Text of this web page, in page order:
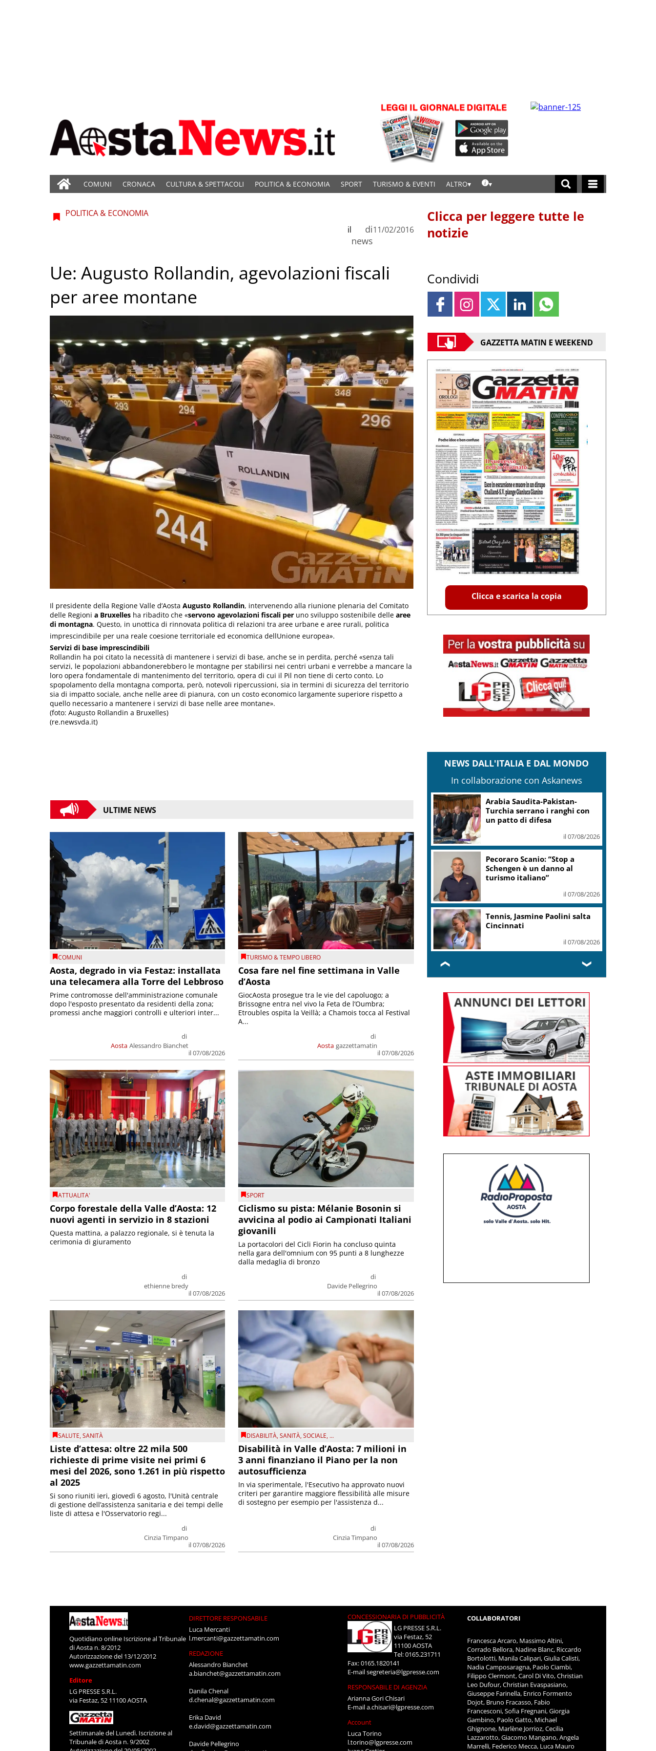
COMUNI CRONACA CULTURA & SPETTACOLI POLITICA & ECONOMIA SPORT TURISMO & EVENTI ALTRO
POLITICA & ECONOMIA
di
news
il 11/02/2016
Ue: Augusto Rollandin, agevolazioni fiscali
per aree montane
Il presidente della Regione Valle d’Aosta Augusto Rollandin, intervenendo alla riunione plenaria del Comitato
delle Regioni a Bruxelles ha ribadito che «servono agevolazioni fiscali per uno sviluppo sostenibile delle aree
di montagna. Questo, in unottica di rinnovata politica di relazioni tra aree urbane e aree rurali, politica
imprescindibile per una reale coesione territoriale ed economica dellUnione europea».
Servizi di base imprescindibili
Rollandin ha poi citato la necessità di mantenere i servizi di base, anche se in perdita, perché «senza tali
servizi, le popolazioni abbandonerebbero le montagne per stabilirsi nei centri urbani e verrebbe a mancare la
loro opera fondamentale di mantenimento del territorio, opera di cui il Pil non tiene di certo conto. Lo
spopolamento della montagna comporta, però, notevoli ripercussioni, sia in termini di sicurezza del territorio
sia di impatto sociale, anche nelle aree di pianura, con un costo economico largamente superiore rispetto a
quello necessario a mantenere i servizi di base nelle aree montane».
(foto: Augusto Rollandin a Bruxelles)
(re.newsvda.it)
ULTIME NEWS
COMUNI
Aosta, degrado in via Festaz: installata
una telecamera alla Torre del Lebbroso
Aosta
di
Alessandro Bianchet
il 07/08/2026
Prime contromosse dell'amministrazione comunale
dopo l'esposto presentato da residenti della zona;
promessi anche maggiori controlli e ulteriori inter...
TURISMO & TEMPO LIBERO
Cosa fare nel fine settimana in Valle
d’Aosta
Aosta
di
gazzettamatin
il 07/08/2026
GiocAosta prosegue tra le vie del capoluogo; a
Brissogne entra nel vivo la Feta de l’Oumbra;
Etroubles ospita la Veillà; a Chamois tocca al Festival
A...
ATTUALITA'
Corpo forestale della Valle d’Aosta: 12
nuovi agenti in servizio in 8 stazioni
di
ethienne bredy
il 07/08/2026
Questa mattina, a palazzo regionale, si è tenuta la
cerimonia di giuramento
SPORT
Ciclismo su pista: Mélanie Bosonin si
avvicina al podio ai Campionati Italiani
giovanili
di
Davide Pellegrino
il 07/08/2026
La portacolori del Cicli Fiorin ha concluso quinta
nella gara dell'omnium con 95 punti a 8 lunghezze
dalla medaglia di bronzo
SALUTE,SANITÀ
Liste d’attesa: oltre 22 mila 500
richieste di prime visite nei primi 6
mesi del 2026, sono 1.261 in più rispetto
al 2025
di
Cinzia Timpano
il 07/08/2026
Si sono riuniti ieri, giovedì 6 agosto, l'Unità centrale
di gestione dell’assistenza sanitaria e dei tempi delle
liste di attesa e l'Osservatorio regi...
DISABILITÀ,SANITÀ,SOCIALE, ...
Disabilità in Valle d’Aosta: 7 milioni in
3 anni finanziano il Piano per la non
autosufficienza
di
Cinzia Timpano
il 07/08/2026
In via sperimentale, l'Esecutivo ha approvato nuovi
criteri per garantire maggiore flessibilità alle misure
di sostegno per esempio per l'assistenza d...
Clicca per leggere tutte le
notizie
Condividi
GAZZETTA MATIN E WEEKEND
Clicca e scarica la copia
NEWS DALL'ITALIA E DAL MONDO
In collaborazione con Askanews
Arabia Saudita-Pakistan-
Turchia serrano i ranghi con
patto difesa
il 07/08/2026
Campi Flegrei, opposizioni R.
Campania a Fico: subito stato
di emergenza
il 07/08/2026
Australia, dal latte alla birra:
la seconda vita dei cammelli
il 07/08/2026
❮ ❯
Quotidiano online Iscrizione al Tribunale
di Aosta n. 8/2012
Autorizzazione del 13/12/2012
www.gazzettamatin.com
Editore
LG PRESSE S.R.L.
via Festaz, 52 11100 AOSTA
Settimanale del Lunedì. Iscrizione al
Tribunale di Aosta n. 9/2002
DIRETTORE RESPONSABILE
Luca Mercanti
l.mercanti@gazzettamatin.com
REDAZIONE
Alessandro Bianchet
a.bianchet@gazzettamatin.com
Danila Chenal
d.chenal@gazzettamatin.com
Erika David
e.david@gazzettamatin.com
Davide Pellegrino
CONCESSIONARIA DI PUBBLICITÀ
LG PRESSE S.R.L.
via Festaz, 52
11100 AOSTA
Tel: 0165.231711
Fax: 0165.1820141
E-mailsegreteria@lgpresse.com
RESPONSABILE DI AGENZIA
Arianna Gori Chisari
E-maila.chisari@lgpresse.com
Account
Luca Torino
l.torino@lgpresse.com
COLLABORATORI
Francesca Arcaro, Massimo Altini,
Corrado Bellora, Nadine Blanc, Riccardo
Bortolotti, Manila Calipari, Giulia Calisti,
Nadia Camposaragna, Paolo Ciambi,
Filippo Clermont, Carol Di Vito, Christian
Leo Dufour, Christian Evaspasiano,
Giuseppe Farinella, Enrico Formento
Dojot, Bruno Fracasso, Fabio
Francesconi, Sofia Fregnani, Giorgia
Gambino, Paolo Gatto, Michael
Ghignone, Marlène Jorrioz, Cecilia
Lazzarotto, Giacomo Mangano, Angela
Marrelli, Federico Mecca, Luca Mauro